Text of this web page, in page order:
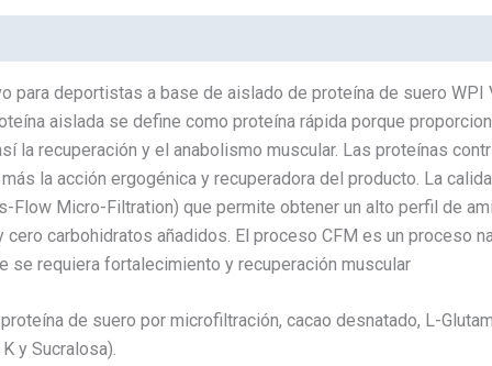
para deportistas a base de aislado de proteína de suero WPI
aislada se define como proteína rápida porque
la recuperación y el anabolismo muscular. Las proteínas
la acción ergogénica y recuperadora del producto. La
Flow Micro-Filtration) que permite obtener un alto perfil de
carbohidratos añadidos. El proceso CFM es un proceso
se requiera fortalecimiento y recuperación muscular
de suero por microfiltración, cacao desnatado, L-
y Sucralosa).